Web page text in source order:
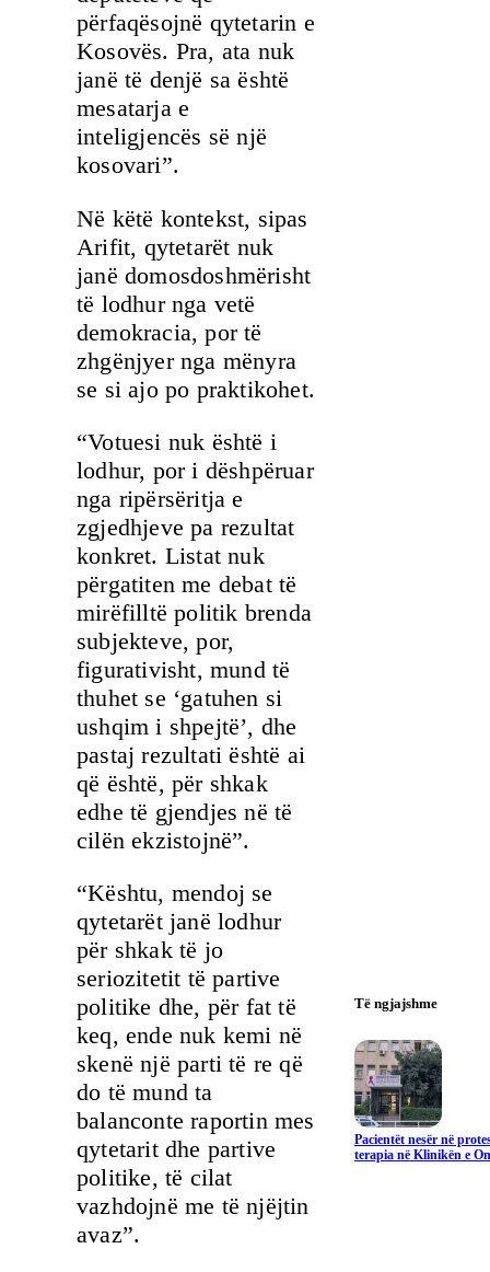
përfaqësojnë qytetarin e
Kosovës. Pra, ata nuk
janë të denjë sa është
mesatarja e
inteligjencës së një
kosovari”.
Në këtë kontekst, sipas
Arifit, qytetarët nuk
janë domosdoshmërisht
të lodhur nga vetë
demokracia, por të
zhgënjyer nga mënyra
se si ajo po praktikohet.
“Votuesi nuk është i
lodhur, por i dëshpëruar
nga ripërsëritja e
zgjedhjeve pa rezultat
konkret. Listat nuk
përgatiten me debat të
mirëfilltë politik brenda
subjekteve, por,
figurativisht, mund të
thuhet se ‘gatuhen si
ushqim i shpejtë’, dhe
pastaj rezultati është ai
që është, për shkak
edhe të gjendjes në të
cilën ekzistojnë”.
“Kështu, mendoj se
qytetarët janë lodhur
për shkak të jo
seriozitetit të partive
politike dhe, për fat të
keq, ende nuk kemi në
skenë një parti të re që
do të mund ta
balanconte raportin mes
qytetarit dhe partive
politike, të cilat
vazhdojnë me të njëjtin
avaz”.
Të ngjajshme
Pacientët nesër në
terapia në Klinikën e